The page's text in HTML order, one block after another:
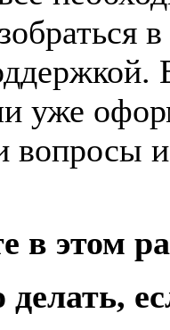
уже
вопросы
в этом